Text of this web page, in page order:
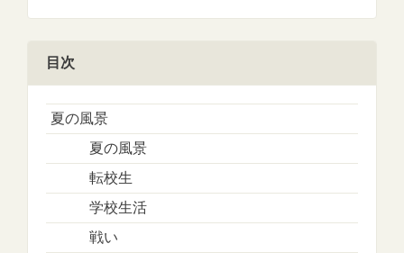
目次
夏の風景
夏の風景
転校生
学校生活
戦い